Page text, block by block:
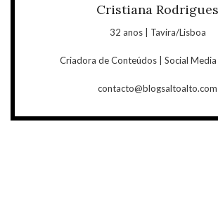
Cristiana Rodrigues
32 anos | Tavira/Lisboa
Criadora de Conteúdos | Social
contacto@blogsaltoalto.com